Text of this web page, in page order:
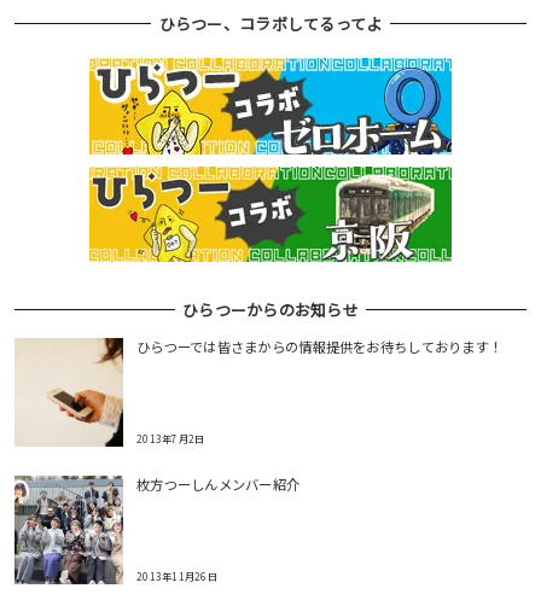
ビ
ひらつー、コラボしてるってよ
ひらつーからのお知らせ
ひらつーでは皆さまからの情報提供をお待ちしております！
2013年7月2日
枚方つーしんメンバー紹介
2013年11月26日